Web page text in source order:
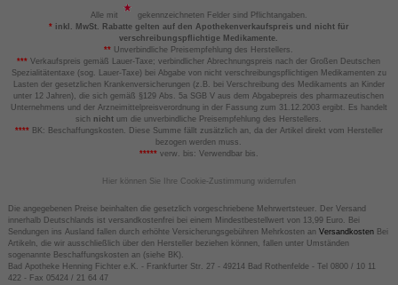
Alle mit
gekennzeichneten Felder sind Pflichtangaben.
*inkl. MwSt. Rabatte gelten auf den Apothekenverkaufspreis und nicht für
verschreibungspflichtige Medikamente.
** Unverbindliche Preisempfehlung des Herstellers.
*** Verkaufspreis gemäß Lauer-Taxe; verbindlicher Abrechnungspreis nach der Großen Deutschen
Spezialitätentaxe (sog. Lauer-Taxe) bei Abgabe von nicht verschreibungspflichtigen Medikamenten zu
Lasten der gesetzlichen Krankenversicherungen (z.B. bei Verschreibung des Medikaments an Kinder
unter 12 Jahren), die sich gemäß §129 Abs. 5a SGB V aus dem Abgabepreis des pharmazeutischen
Unternehmens und der Arzneimittelpreisverordnung in der Fassung zum 31.12.2003 ergibt. Es handelt
sich nicht um die unverbindliche Preisempfehlung des Herstellers.
****BK: Beschaffungskosten. Diese Summe fällt zusätzlich an, da der Artikel direkt vom Hersteller
bezogen werden muss.
*****verw. bis: Verwendbar bis.
Hier können Sie Ihre Cookie-Zustimmung widerrufen
Die angegebenen Preise beinhalten die gesetzlich vorgeschriebene Mehrwertsteuer. Der Versand
innerhalb Deutschlands ist versandkostenfrei bei einem Mindestbestellwert von 13,99 Euro. Bei
Sendungen ins Ausland fallen durch erhöhte Versicherungsgebühren Mehrkosten an VersandkostenBei
Artikeln, die wir ausschließlich über den Hersteller beziehen können, fallen unter Umständen
sogenannte Beschaffungskosten an (siehe BK).
Bad Apotheke Henning Fichter e.K. - Frankfurter Str. 27 - 49214 Bad Rothenfelde - Tel 0800 / 10 11
422 - Fax 05424 / 21 64 47